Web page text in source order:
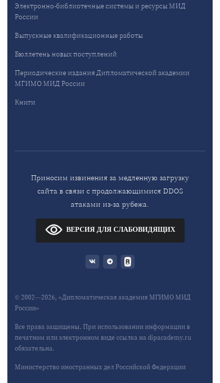
Электронно-библиотечные системы и ресурсы МИД
России
Выпускные квалификационные работы
Бюллетень новых поступлений
Периодические издания Дипломатической академии
МГИМО МИД России
Книги
Приносим извинения за медленную загрузку
сайта в связи с продолжающимися DDOS
атаками из-за рубежа.
ВЕРСИЯ ДЛЯ СЛАБОВИДЯЩИХ
© 2002—2026, «Дипломатическая академия МГИМО МИД
России»
Все права защищены. При использовании информации в
печатном или электронном виде ссылка на dipacademy.ru
обязательна.
Министерство иностранных дел Российской Федерации